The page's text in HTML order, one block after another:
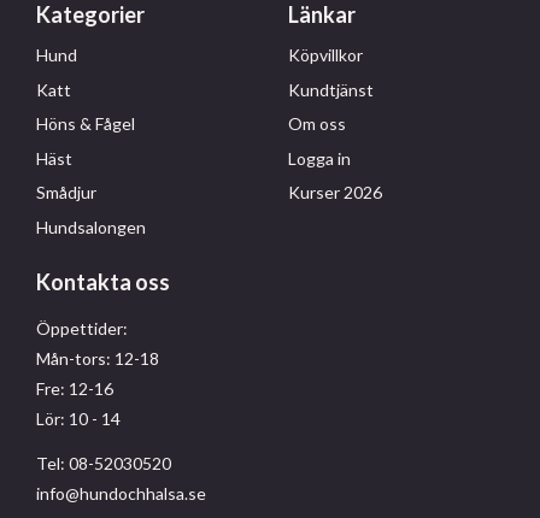
Kategorier
Hund
Katt
Höns & Fågel
Häst
Smådjur
Hundsalongen
Länkar
Köpvillkor
Kundtjänst
Om oss
Logga in
Kurser 2026
Kontakta oss
Öppettider:
Mån-tors: 12-18
Fre: 12-16
Lör: 10 - 14
Tel: 08-52030520
info@hundochhalsa.se